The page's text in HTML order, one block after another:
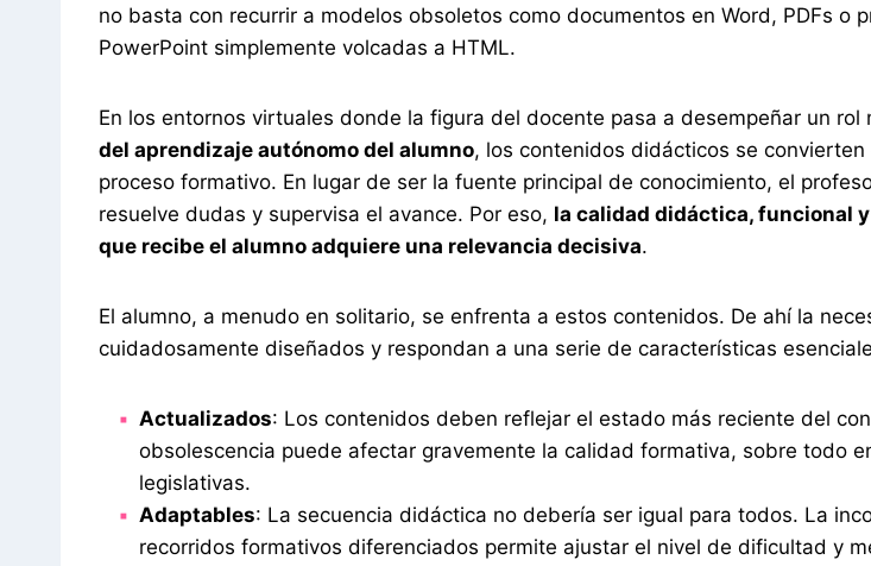
no basta con recurrir a modelos obsoletos como documentos en Word, PDFs o
PowerPoint simplemente volcadas a HTML.
En los entornos virtuales donde la figura del docente pasa a desempeñar un rol
del aprendizaje autónomo del alumno, los contenidos didácticos se
proceso formativo. En lugar de ser la fuente principal de conocimiento, el
resuelve dudas y supervisa el avance. Por eso, la calidad didáctica, funcional
que recibe el alumno adquiere una relevancia decisiva.
El alumno, a menudo en solitario, se enfrenta a estos contenidos. De ahí la
cuidadosamente diseñados y respondan a una serie de características
Actualizados: Los contenidos deben reflejar el estado más reciente del
obsolescencia puede afectar gravemente la calidad formativa, sobre todo
legislativas.
Adaptables: La secuencia didáctica no debería ser igual para todos. La
recorridos formativos diferenciados permite ajustar el nivel de dificultad y